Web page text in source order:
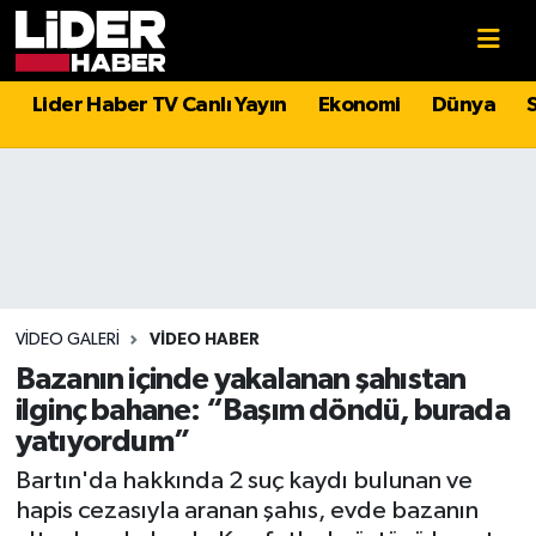
Lider Haber TV Canlı Yayın Ekonomi Dünya
VIDEO GALERI VIDEO HABER
Bazanın içinde yakalanan şahıstan
ilginç bahane: “Başım döndü, burada
yatıyordum”
Bartın'da hakkında 2 suç kaydı bulunan ve
hapis cezasıyla aranan şahıs, evde bazanın
Politika
Magazin
Spor
Sağlık
Teknoloji
Hava Durumu
Süper Lig Puan Durumu ve Fikstür
Tüm Manşetler
Son Dakika Haberleri
Haber Arşivi